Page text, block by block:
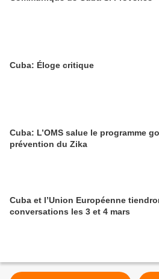
Cuba: Éloge critique
Cuba: L’OMS salue le programme
prévention du Zika
Cuba et l’Union Européenne
conversations les 3 et 4 mars